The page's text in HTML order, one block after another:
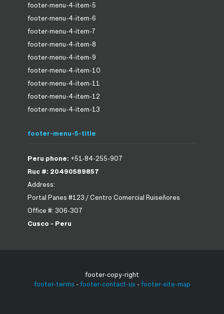
footer-menu-4-item-5
footer-menu-4-item-6
footer-menu-4-item-7
footer-menu-4-item-8
footer-menu-4-item-9
footer-menu-4-item-10
footer-menu-4-item-11
footer-menu-4-item-12
footer-menu-4-item-13
footer-menu-5-title
Peru phone: +51-84-255-907
Ruc #: 20490589857
Address:
Portal Panes #123 / Centro Comercial Ruiseñores
Office #: 306-307
Cusco - Peru
footer-copy-right
footer-terms - footer-contact-us - footer-site-map